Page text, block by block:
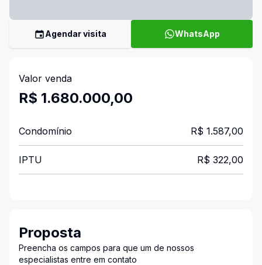
Agendar visita WhatsApp
Valor venda
R$ 1.680.000,00
Condomínio R$ 1.587,00
IPTU R$ 322,00
Proposta
Preencha os campos para que um de nossos
especialistas entre em contato